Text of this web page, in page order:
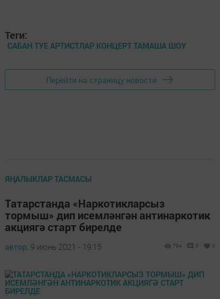
Теги:
САБАН ТУЕ АРТИСТЛАР КОНЦЕРТ ТАМАША ШОУ
Перейти на страницу новости
ЯҢАЛЫКЛАР ТАСМАСЫ
Татарстанда «Наркотикларсыз
тормыш» дип исемләнгән антинаркотик
акциягә старт бирелде
автор, 9 июнь 2021 - 19:15 794 0 0